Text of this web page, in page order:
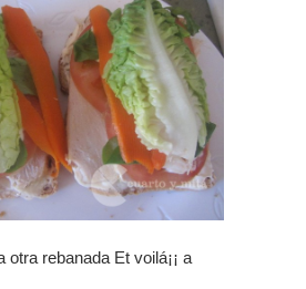
otra rebanada Et voilá¡¡ a